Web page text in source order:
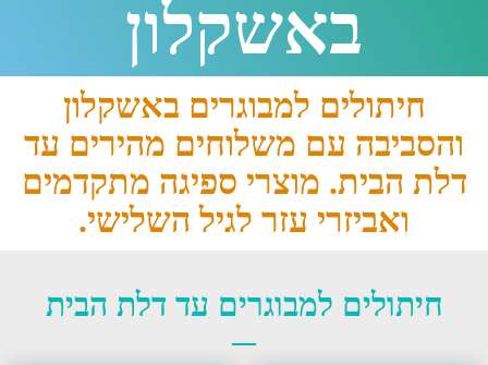
באשקלון
חיתולים למבוגרים באשקלון
והסביבה עם משלוחים מהירים עד
דלת הבית. מוצרי ספיגה מתקדמים
ואביזרי עזר לגיל השלישי.
חיתולים למבוגרים עד דלת הבית